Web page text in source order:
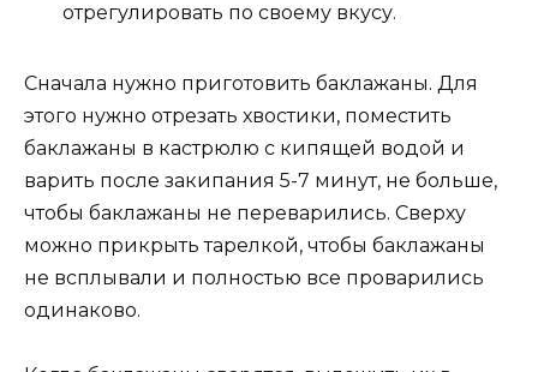
отрегулировать по своему вкусу.
Сначала нужно приготовить баклажаны. Для
этого нужно отрезать хвостики, поместить
баклажаны в кастрюлю с кипящей водой и
варить после закипания 5-7 минут, не больше,
чтобы баклажаны не переварились. Сверху
можно прикрыть тарелкой, чтобы баклажаны
не всплывали и полностью все проварились
одинаково.